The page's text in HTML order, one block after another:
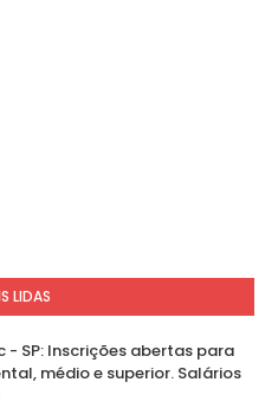
LIDAS
- SP: Inscrições abertas para
médio e superior. Salários